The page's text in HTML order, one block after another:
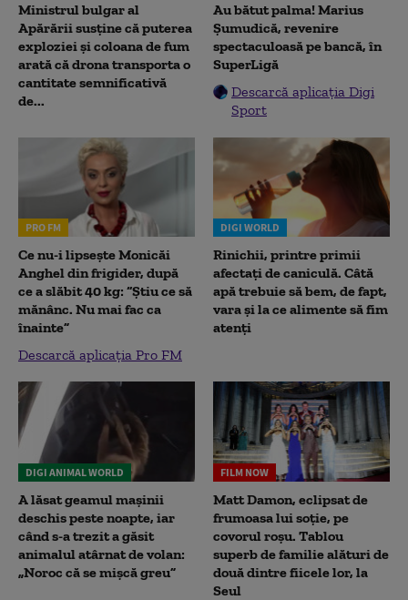
Ministrul bulgar al
Apărării susține că puterea
exploziei și coloana de fum
arată că drona transporta o
cantitate semnificativă
de...
Au bătut palma! Marius
Șumudică, revenire
spectaculoasă pe bancă, în
SuperLigă
Descarcă aplicația Digi
Sport
PRO FM
Ce nu-i lipsește Monicăi
Anghel din frigider, după
ce a slăbit 40 kg: “Știu ce să
mănânc. Nu mai fac ca
înainte”
Descarcă aplicația Pro FM
DIGI WORLD
Rinichii, printre primii
afectați de caniculă. Câtă
apă trebuie să bem, de fapt,
vara și la ce alimente să fim
atenți
DIGI ANIMAL WORLD
A lăsat geamul mașinii
deschis peste noapte, iar
când s-a trezit a găsit
animalul atârnat de volan:
„Noroc că se mișcă greu”
FILM NOW
Matt Damon, eclipsat de
frumoasa lui soție, pe
covorul roșu. Tablou
superb de familie alături de
două dintre fiicele lor, la
Seul